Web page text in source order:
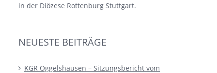
in der Diözese Rottenburg Stuttgart.
NEUESTE BEITRÄGE
KGR Oggelshausen – Sitzungsbericht vom